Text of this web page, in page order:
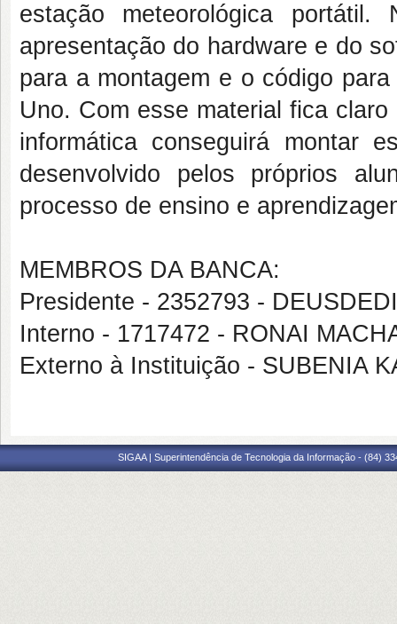
estação meteorológica
apresentação do hardware e do
para a montagem e o código
Uno. Com esse material fica
informática conseguirá montar
desenvolvido pelos próprios
processo de ensino e
MEMBROS DA BANCA:
Presidente - 2352793 -
Interno - 1717472 - RONAI
Externo à Instituição - SUBENIA
SIGAA | Superintendência de Tecnologia da Informação - (84)